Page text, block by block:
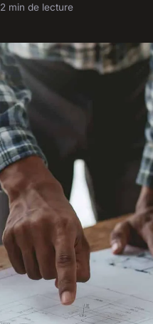
2 min de lecture